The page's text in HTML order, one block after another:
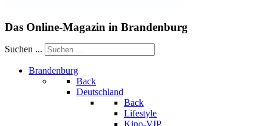
Das Online-Magazin in Brandenburg
Suchen ...
Brandenburg
Back
Deutschland
Back
Lifestyle
Kino-VIP